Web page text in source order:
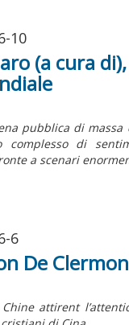
10
(a cura
pubblica di
complesso di
a scenari
6
De
attirent